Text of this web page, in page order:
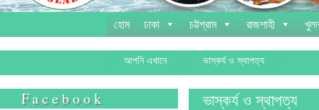
হোম ঢাকা চট্টগ্রাম রাজশাহী
আপনি এখানে ভাস্কর্য ও স্থাপত্য
ভাস্কর্য ও স্থাপত্য
Facebook